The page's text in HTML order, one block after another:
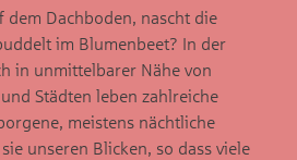
dem Dachboden, nascht die
im Blumenbeet? In der
in unmittelbarer Nähe von
Städten leben zahlreiche
meistens nächtliche
unseren Blicken, so dass viele